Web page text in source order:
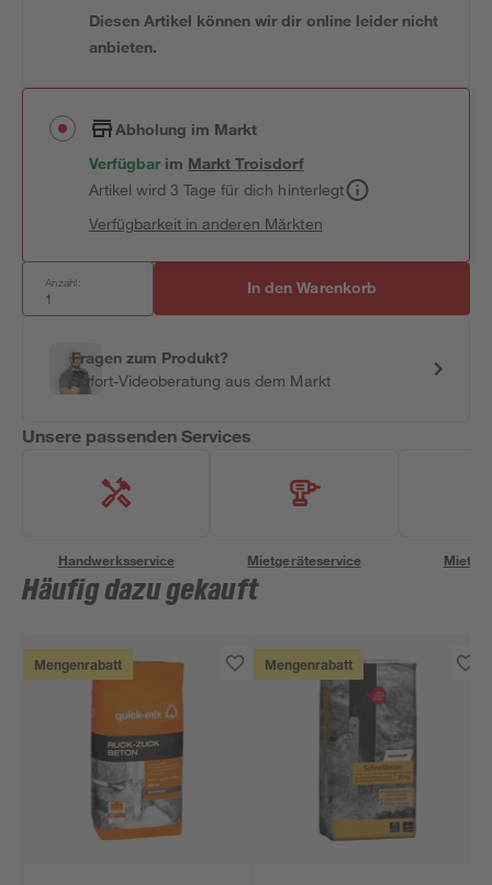
Diesen Artikel können wir dir online leider nicht
anbieten.
Abholung im Markt
Verfügbar im MarktTroisdorf
Artikel wird 3 Tage für dich hinterlegt
Verfügbarkeit in anderen Märkten
Anzahl: In den Warenkorb
Fragen zum Produkt?
Sofort-Videoberatung aus dem Markt
Unsere passenden Services
Handwerksservice Mietgeräteservice
Häufig dazu gekauft
Mengenrabatt Mengenrabatt